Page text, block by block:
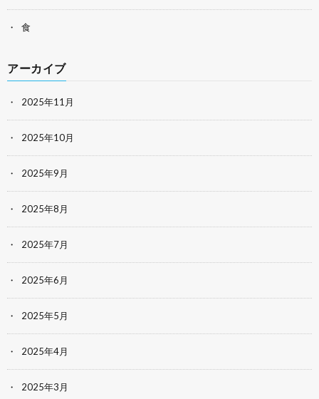
食
アーカイブ
2025年11月
2025年10月
2025年9月
2025年8月
2025年7月
2025年6月
2025年5月
2025年4月
2025年3月